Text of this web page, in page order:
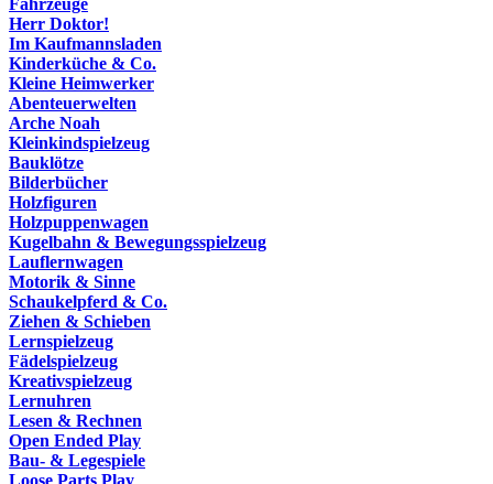
Fahrzeuge
Herr Doktor!
Im Kaufmannsladen
Kinderküche & Co.
Kleine Heimwerker
Abenteuerwelten
Arche Noah
Kleinkindspielzeug
Bauklötze
Bilderbücher
Holzfiguren
Holzpuppenwagen
Kugelbahn & Bewegungsspielzeug
Lauflernwagen
Motorik & Sinne
Schaukelpferd & Co.
Ziehen & Schieben
Lernspielzeug
Fädelspielzeug
Kreativspielzeug
Lernuhren
Lesen & Rechnen
Open Ended Play
Bau- & Legespiele
Loose Parts Play